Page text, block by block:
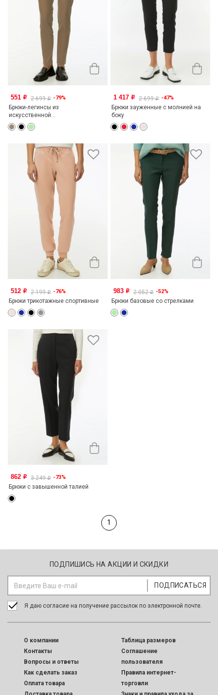
551 o 2 699o -79%
Брюки-легинсы из
искусственной...
1 417 o 2 699o -47%
Брюки зауженные с молнией на
боку
512 o 2 199o -76%
Брюки трикотажные спортивные
983 o 2 052o -52%
Брюки базовые со стрелками
862 o 3 249o -73%
Брюки с завышенной талией
1
ПОДПИШИСЬ НА АКЦИИ И СКИДКИ
Я даю согласие на получение рассылок по электронной почте.
O компании
Контакты
Вопросы и ответы
Как сделать заказ
Оплата товара
Таблица размеров
Соглашение
пользователя
Правила интернет-
торговли